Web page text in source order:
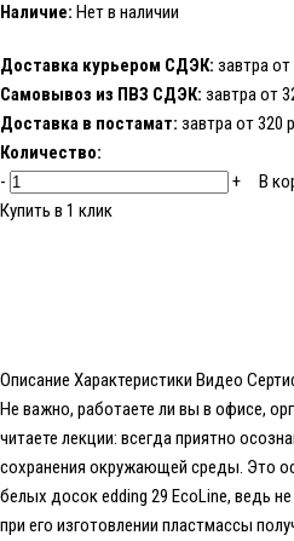
Наличие: Нет в наличии
Доставка курьером СДЭК: завтра от
Самовывоз из ПВЗ СДЭК: завтра от
Доставка в постамат: завтра от 320
Количество:
-
+
В
Купить в 1 клик
Описание Характеристики Видео
Не важно, работаете ли вы в офисе,
читаете лекции: всегда приятно
сохранения окружающей среды. Это
белых досок edding 29 EcoLine, ведь
при его изготовлении пластмассы